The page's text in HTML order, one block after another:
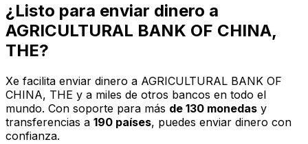
¿Listo para enviar dinero a
AGRICULTURAL BANK OF CHINA,
THE?
Xe facilita enviar dinero a AGRICULTURAL BANK OF
CHINA, THE y a miles de otros bancos en todo el
mundo. Con soporte para más de 130 monedas y
transferencias a 190 países, puedes enviar dinero con
confianza.